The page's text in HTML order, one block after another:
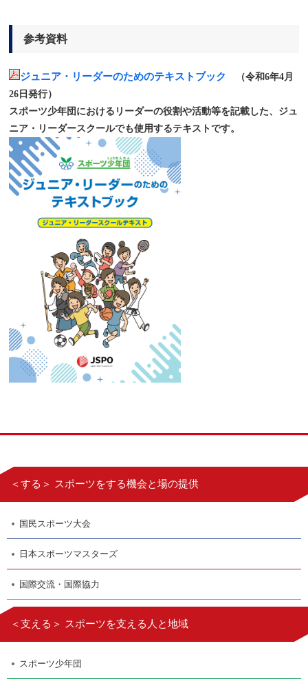
参考資料
ジュニア・リーダーのためのテキストブック
（令和6年4月
26日発行）
スポーツ少年団におけるリーダーの役割や活動等を記載した、ジュ
ニア・リーダースクールでも使用するテキストです。
＜する＞ スポーツをする機会と場の提供
国民スポーツ大会
日本スポーツマスターズ
国際交流・国際協力
＜支える＞ スポーツを支える人と地域
スポーツ少年団